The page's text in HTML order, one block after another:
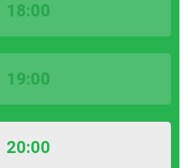
18:00
19:00
20:00